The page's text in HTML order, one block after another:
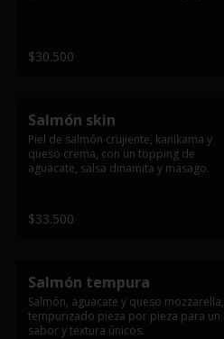
$30.500
Salmón skin
Piel de salmón crujiente, kanikama y
queso crema, con un topping de
aguacate, salsa dinamita y masago.
$33.500
Salmón tempura
Salmón, aguacate y queso mozzarella,
tempurizado pieza por pieza para un
sabor y textura únicos.